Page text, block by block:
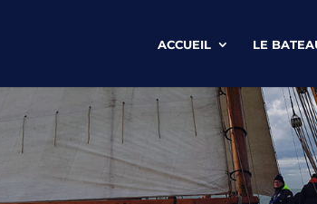
ACCUEIL LE